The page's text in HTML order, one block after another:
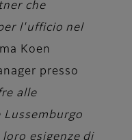
che
l'ufficio nel
Koen
presso
alle
Lussemburgo
esigenze di